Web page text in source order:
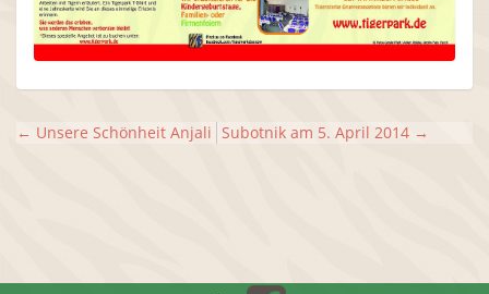
← Unsere Schönheit Anjali Subotnik am 5. April 2014 →